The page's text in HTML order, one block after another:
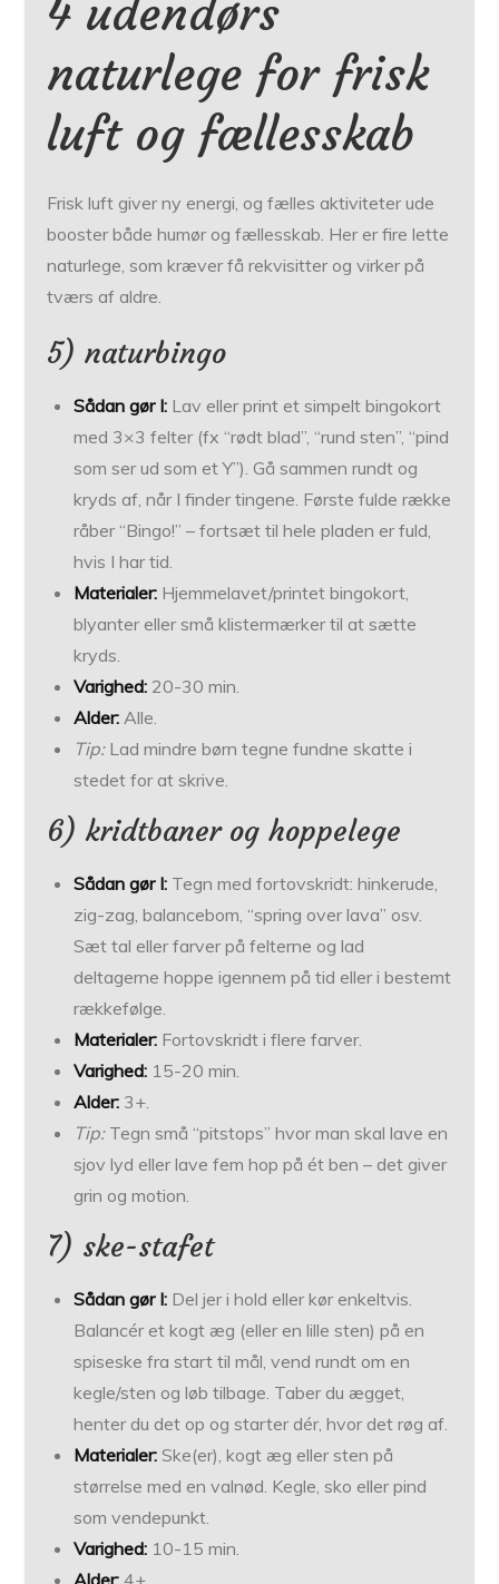
4 udendørs
naturlege for frisk
luft og fællesskab
Frisk luft giver ny energi, og fælles aktiviteter ude
booster både humør og fællesskab. Her er fire lette
naturlege, som kræver få rekvisitter og virker på
tværs af aldre.
5) naturbingo
Sådan gør I: Lav eller print et simpelt bingokort
med 3×3 felter (fx “rødt blad”, “rund sten”, “pind
som ser ud som et Y”). Gå sammen rundt og
kryds af, når I finder tingene. Første fulde række
råber “Bingo!” – fortsæt til hele pladen er fuld,
hvis I har tid.
Materialer: Hjemmelavet/printet bingokort,
blyanter eller små klistermærker til at sætte
kryds.
Varighed: 20-30 min.
Alder: Alle.
Tip:Lad mindre børn tegne fundne skatte i
stedet for at skrive.
6) kridtbaner og hoppelege
Sådan gør I: Tegn med fortovskridt: hinkerude,
zig-zag, balancebom, “spring over lava” osv.
Sæt tal eller farver på felterne og lad
deltagerne hoppe igennem på tid eller i bestemt
rækkefølge.
Materialer: Fortovskridt i flere farver.
Varighed: 15-20 min.
Alder: 3+.
Tip:Tegn små “pitstops” hvor man skal lave en
sjov lyd eller lave fem hop på ét ben – det giver
grin og motion.
7) ske-stafet
Sådan gør I: Del jer i hold eller kør enkeltvis.
Balancér et kogt æg (eller en lille sten) på en
spiseske fra start til mål, vend rundt om en
kegle/sten og løb tilbage. Taber du ægget,
henter du det op og starter dér, hvor det røg af.
Materialer: Ske(er), kogt æg eller sten på
størrelse med en valnød. Kegle, sko eller pind
som vendepunkt.
Varighed: 10-15 min.
Alder: 4+.